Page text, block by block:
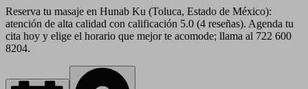
Reserva tu masaje en Hunab Ku (Toluca, Estado de México):
atención de alta calidad con calificación 5.0 (4 reseñas). Agenda tu
cita hoy y elige el horario que mejor te acomode; llama al 722 600
8204.